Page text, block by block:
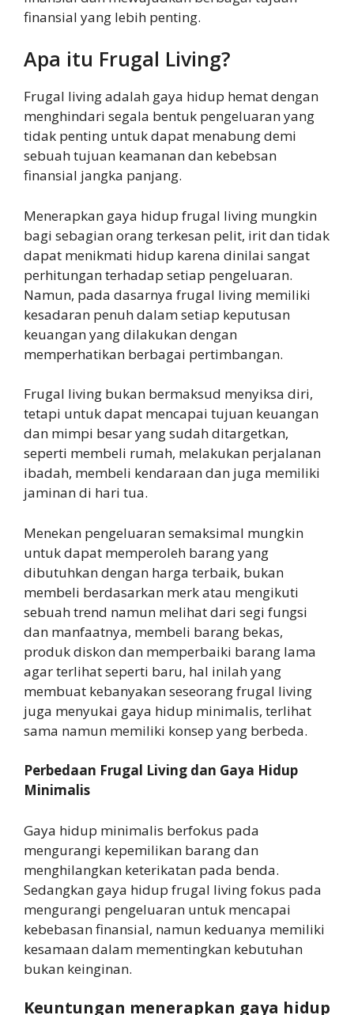
finansial yang lebih penting.
Apa itu Frugal Living?
Frugal living adalah gaya hidup hemat dengan
menghindari segala bentuk pengeluaran yang
tidak penting untuk dapat menabung demi
sebuah tujuan keamanan dan kebebsan
finansial jangka panjang.
Menerapkan gaya hidup frugal living mungkin
bagi sebagian orang terkesan pelit, irit dan tidak
dapat menikmati hidup karena dinilai sangat
perhitungan terhadap setiap pengeluaran.
Namun, pada dasarnya frugal living memiliki
kesadaran penuh dalam setiap keputusan
keuangan yang dilakukan dengan
memperhatikan berbagai pertimbangan.
Frugal living bukan bermaksud menyiksa diri,
tetapi untuk dapat mencapai tujuan keuangan
dan mimpi besar yang sudah ditargetkan,
seperti membeli rumah, melakukan perjalanan
ibadah, membeli kendaraan dan juga memiliki
jaminan di hari tua.
Menekan pengeluaran semaksimal mungkin
untuk dapat memperoleh barang yang
dibutuhkan dengan harga terbaik, bukan
membeli berdasarkan merk atau mengikuti
sebuah trend namun melihat dari segi fungsi
dan manfaatnya, membeli barang bekas,
produk diskon dan memperbaiki barang lama
agar terlihat seperti baru, hal inilah yang
membuat kebanyakan seseorang frugal living
juga menyukai gaya hidup minimalis, terlihat
sama namun memiliki konsep yang berbeda.
Perbedaan Frugal Living dan Gaya Hidup
Minimalis
Gaya hidup minimalis berfokus pada
mengurangi kepemilikan barang dan
menghilangkan keterikatan pada benda.
Sedangkan gaya hidup frugal living fokus pada
mengurangi pengeluaran untuk mencapai
kebebasan finansial, namun keduanya memiliki
kesamaan dalam mementingkan kebutuhan
bukan keinginan.
Keuntungan menerapkan gaya hidup